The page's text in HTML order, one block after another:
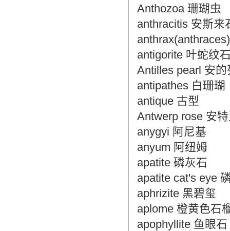
Anthozoa 珊瑚虫
anthracitis 安斯来
antigorite 叶蛇纹
Antilles pearl 安
antipathes 白珊瑚
antique 古型
Antwerp rose 安
anygyi 阿尼基
anyum 阿纽姆
apatite 磷灰石
apatite cat's eye
aphrizite 黑碧玺
aplome 橙黄色石
apophyllite 鱼眼石